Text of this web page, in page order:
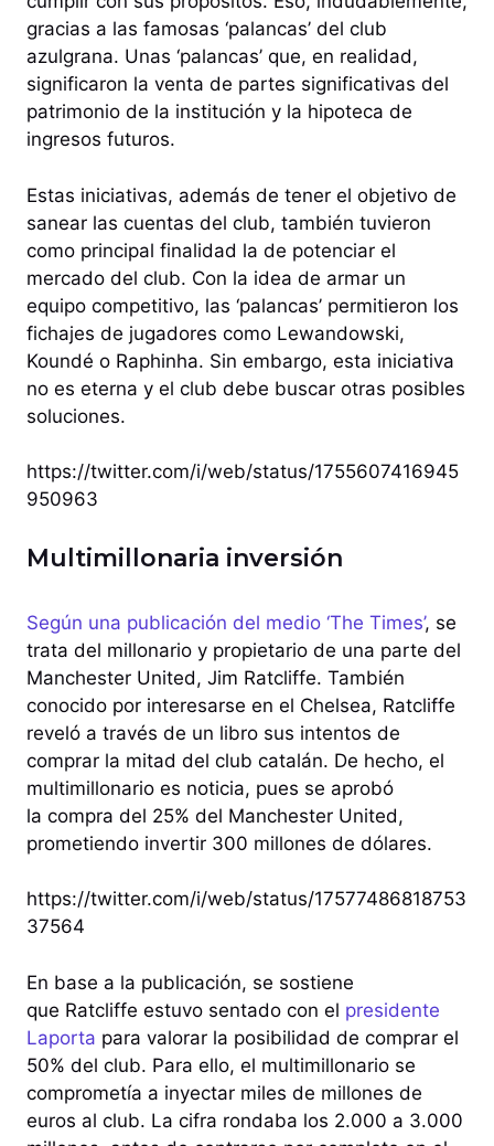
gracias a las famosas ‘palancas’ del club
azulgrana. Unas ‘palancas’ que, en realidad,
significaron la venta de partes significativas del
patrimonio de la institución y la hipoteca de
ingresos futuros.
Estas iniciativas, además de tener el objetivo de
sanear las cuentas del club, también tuvieron
como principal finalidad la de potenciar el
mercado del club. Con la idea de armar un
equipo competitivo, las ‘palancas’ permitieron los
fichajes de jugadores como Lewandowski,
Koundé o Raphinha. Sin embargo, esta iniciativa
no es eterna y el club debe buscar otras posibles
soluciones.
https://twitter.com/i/web/status/1755607416945
950963
Multimillonaria inversión
Según una publicación del medio ‘The Times’, se
trata del millonario y propietario de una parte del
Manchester United, Jim Ratcliffe. También
conocido por interesarse en el Chelsea, Ratcliffe
reveló a través de un libro sus intentos de
comprar la mitad del club catalán. De hecho, el
multimillonario es noticia, pues se aprobó
la compra del 25% del Manchester United,
prometiendo invertir 300 millones de dólares.
https://twitter.com/i/web/status/17577486818753
37564
En base a la publicación, se sostiene
que Ratcliffe estuvo sentado con el presidente
Laporta para valorar la posibilidad de comprar el
50% del club. Para ello, el multimillonario se
comprometía a inyectar miles de millones de
euros al club. La cifra rondaba los 2.000 a 3.000